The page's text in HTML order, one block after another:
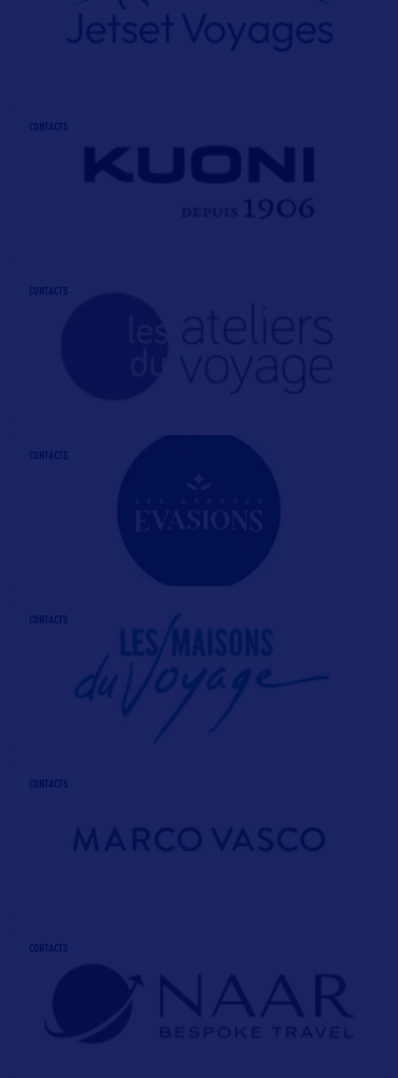
CONTACTS
CONTACTS
CONTACTS
CONTACTS
CONTACTS
CONTACTS